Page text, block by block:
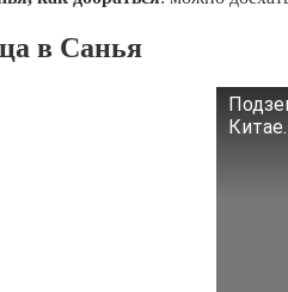
в Санья
Китае.